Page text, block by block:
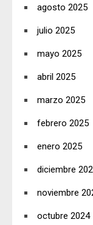
agosto 2025
julio 2025
mayo 2025
abril 2025
marzo 2025
febrero 2025
enero 2025
diciembre
noviembre
octubre 2024